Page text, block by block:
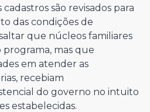
são revisados para
das condições de
que núcleos familiares
mas que
em atender as
recebiam
do governo no intuito
estabelecidas.